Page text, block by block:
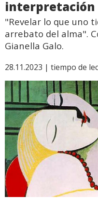
interpretación
"Revelar lo que uno
arrebato del alma".
Gianella Galo.
28.11.2023 | tiempo de